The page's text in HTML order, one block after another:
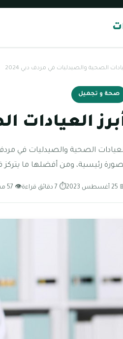
الصحية والصيدليات في مردف دبي 2024
صحة و تجميل
العيادات
الصحية والصيدليات في
رئيسية، ومن أفضلها ما
2023 ⏱ 7 دقائق قراءة 👁 57 مشاهدة